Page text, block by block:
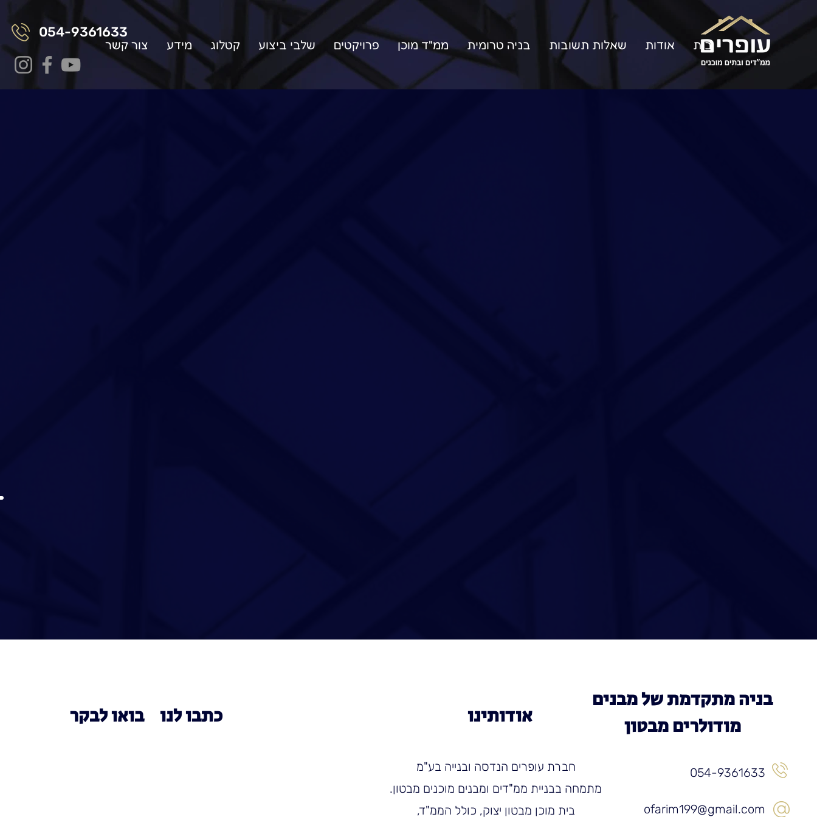
054-9361633
בית אודות שאלות תשובות בניה טרומית ממ"ד מוכן פרויקטים שלבי ביצוע קטלוג מידע צור קשר
בואו לבקר כתבו לנו אודותינו
חברת עופרים הנדסה ובנייה בע"מ
מתמחה בבניית ממ"דים ומבנים מוכנים מבטון.
בית מוכן מבטון יצוק, כולל הממ"ד,
בניה מתקדמת של מבנים
מודולרים מבטון
054-9361633
ofarim199@gmail.com